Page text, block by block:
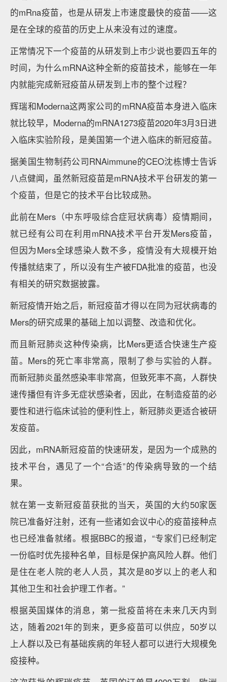
的mRna疫苗，也是从研发上市速度最快的疫苗——这
是在全球的疫苗的历史上从来没有过的速度。
正常情况下一个疫苗的从研发到上市少说也要四五年的
时间，为什么mRNA这种全新的疫苗技术，能够在一年
内就能完成新冠疫苗从研发到上市的整个过程？
辉瑞和Moderna这两家公司的mRNA疫苗本身进入临床
就比较早，Moderna的mRNA1273疫苗2020年3月3日进
入临床实验阶段，是美国第一个进入临床的新冠疫苗。
据美国生物制药公司RNAimmune的CEO沈栋博士告诉
八点健闻，虽然新冠疫苗是mRNA技术平台研发的第一
个疫苗，但是它的技术平台比较成熟。
此前在Mers（中东呼吸综合症冠状病毒）疫情期间，
就已经有公司在利用mRNA技术平台开发Mers疫苗，
但因为Mers全球感染人数不多，疫情没有大规模开始
传播就结束了，所以没有生产被FDA批准的疫苗，也没
有相关的研究数据披露。
新冠疫情开始之后，新冠疫苗才得以在同为冠状病毒的
Mers的研究成果的基础上加以调整、改造和优化。
而且新冠肺炎这种传染病，比Mers更适合快速生产疫
苗。Mers的死亡率非常高，限制了参与实验的人群。
而新冠肺炎虽然感染率非常高，但致死率不高，人群快
速传播但有许多无症状感染者，因此，在制造疫苗的必
要性和进行临床试验的便利性上，新冠肺炎更适合被研
发疫苗。
因此，mRNA新冠疫苗的快速研发，是因为一个成熟的
技术平台，遇见了一个“合适”的传染病导致的一个结
果。
就在第一支新冠疫苗获批的当天，英国的大约50家医
院已准备好注射，还有一些诸如会议中心的疫苗接种点
也已经准备就绪。根据BBC的报道，“专家们已经制定
一份临时优先接种名单，目标是保护高风险人群。他们
是住在老人院的老人人员，其次是80岁以上的老人和
其他卫生和社会护理工作者。”
根据英国媒体的消息，第一批疫苗将在未来几天内到
达，随着2021年的到来，更多疫苗可以供应，50岁以
上人群以及已有基础疾病的年轻人都可以进行大规模免
疫接种。